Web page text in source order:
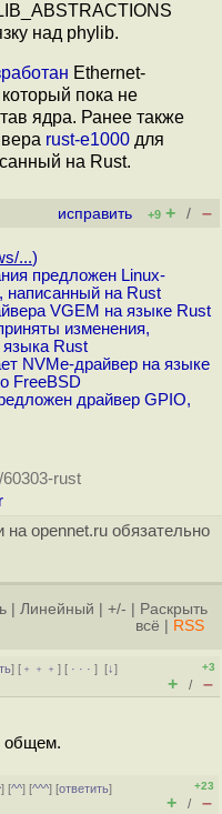
над phylib.
Ethernet-
пока не
ядра. Ранее также
rust-e1000 для
на Rust.
исправить +9 + / –
...)
предложен Linux-
написанный на Rust
VGEM на языке Rust
изменения,
Rust
NVMe-драйвер на языке
FreeBSD
драйвер GPIO,
rust
на opennet.ru обязательно
Линейный +/-
Раскрыть
всё
RSS
] [ ﹢﹢﹢] [ · · ·][↓]
+3
+ / –
общем.
] [^^] [^^^] [ответить]
+23
+ / –